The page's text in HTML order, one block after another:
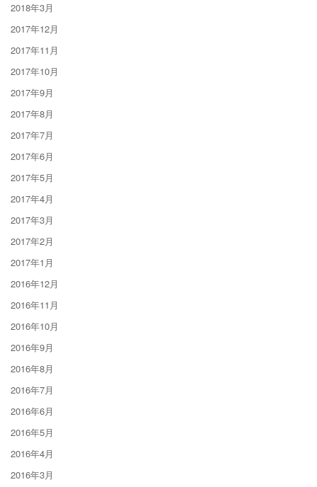
2018年3月
2017年12月
2017年11月
2017年10月
2017年9月
2017年8月
2017年7月
2017年6月
2017年5月
2017年4月
2017年3月
2017年2月
2017年1月
2016年12月
2016年11月
2016年10月
2016年9月
2016年8月
2016年7月
2016年6月
2016年5月
2016年4月
2016年3月